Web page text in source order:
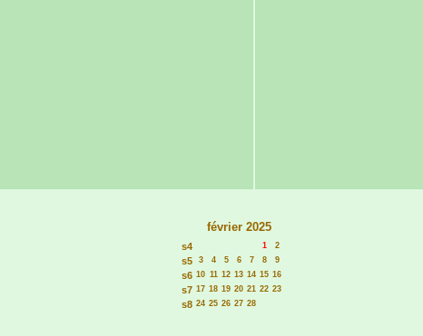
février 2025
s4 1 2
s5 3 4 5 6 7 8 9
s6 10 11 12 13 14 15 16
s7 17 18 19 20 21 22 23
s8 24 25 26 27 28